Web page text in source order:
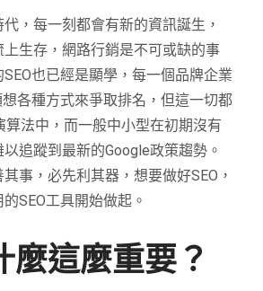
，每一刻都會有新的資訊誕生，
生存，網路行銷是不可或缺的事
也已經是顯學，每一個品牌企業
各種方式來爭取排名，但這一切都
算法中，而一般中小型在初期沒有
追蹤到最新的Google政策趨勢。
事，必先利其器，想要做好SEO，
SEO工具開始做起。
麼這麼重要？